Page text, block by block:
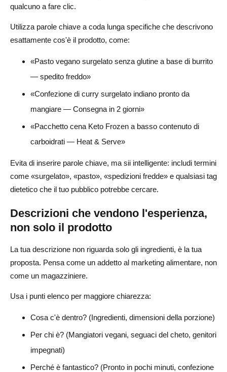
qualcuno a fare clic.
Utilizza parole chiave a coda lunga specifiche che descrivono
esattamente cos'è il prodotto, come:
«Pasto vegano surgelato senza glutine a base di burrito
— spedito freddo»
«Confezione di curry surgelato indiano pronto da
mangiare — Consegna in 2 giorni»
«Pacchetto cena Keto Frozen a basso contenuto di
carboidrati — Heat & Serve»
Evita di inserire parole chiave, ma sii intelligente: includi termini
come «surgelato», «pasto», «spedizioni fredde» e qualsiasi tag
dietetico che il tuo pubblico potrebbe cercare.
Descrizioni che vendono l'esperienza,
non solo il prodotto
La tua descrizione non riguarda solo gli ingredienti, è la tua
proposta. Pensa come un addetto al marketing alimentare, non
come un magazziniere.
Usa i punti elenco per maggiore chiarezza:
Cosa c'è dentro? (Ingredienti, dimensioni della porzione)
Per chi è? (Mangiatori vegani, seguaci del cheto, genitori
impegnati)
Perché è fantastico? (Pronto in pochi minuti, confezione